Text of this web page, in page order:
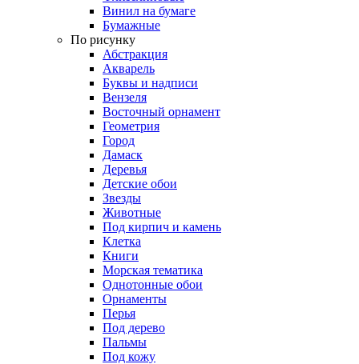
Винил на бумаге
Бумажные
По рисунку
Абстракция
Акварель
Буквы и надписи
Вензеля
Восточный орнамент
Геометрия
Город
Дамаск
Деревья
Детские обои
Звезды
Животные
Под кирпич и камень
Клетка
Книги
Морская тематика
Однотонные обои
Орнаменты
Перья
Под дерево
Пальмы
Под кожу